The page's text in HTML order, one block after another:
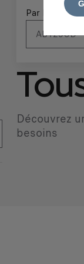
Par N°
Découvrez
besoins